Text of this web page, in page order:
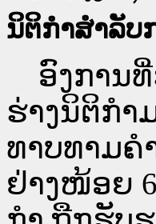
ນິຕິກຳສຳລັບ
ອົງການທີ່
ຮ່າງນິຕິກຳ
ທາບທາມຄ
ຢ່າງໜ້ອຍ